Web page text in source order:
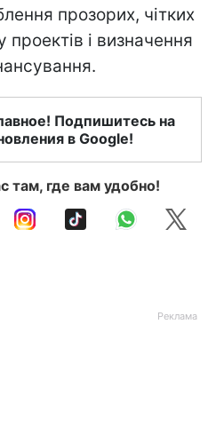
прозорих, чітких
проектів і визначення
Подпишитесь на
в Google!
там, где вам удобно!